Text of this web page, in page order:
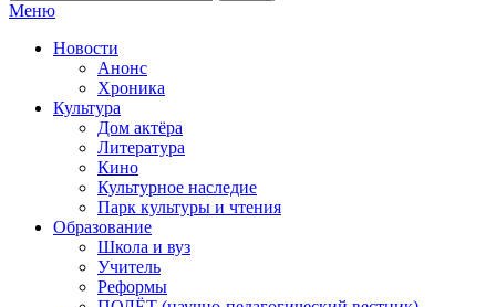
Меню
Новости
Анонс
Хроника
Культура
Дом актёра
Литература
Кино
Культурное наследие
Парк культуры и чтения
Образование
Школа и вуз
Учитель
Реформы